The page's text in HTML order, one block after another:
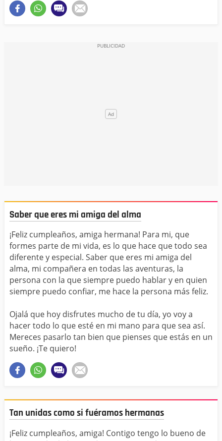
Saber que eres mi amiga del alma
¡Feliz cumpleaños, amiga hermana! Para mi, que
formes parte de mi vida, es lo que hace que todo sea
diferente y especial. Saber que eres mi amiga del
alma, mi compañera en todas las aventuras, la
persona con la que siempre puedo hablar y en quien
siempre puedo confiar, me hace la persona más feliz.
Ojalá que hoy disfrutes mucho de tu día, yo voy a
hacer todo lo que esté en mi mano para que sea así.
Mereces pasarlo tan bien que pienses que estás en un
sueño. ¡Te quiero!
Tan unidas como si fuéramos hermanas
¡Feliz cumpleaños, amiga! Contigo tengo lo bueno de